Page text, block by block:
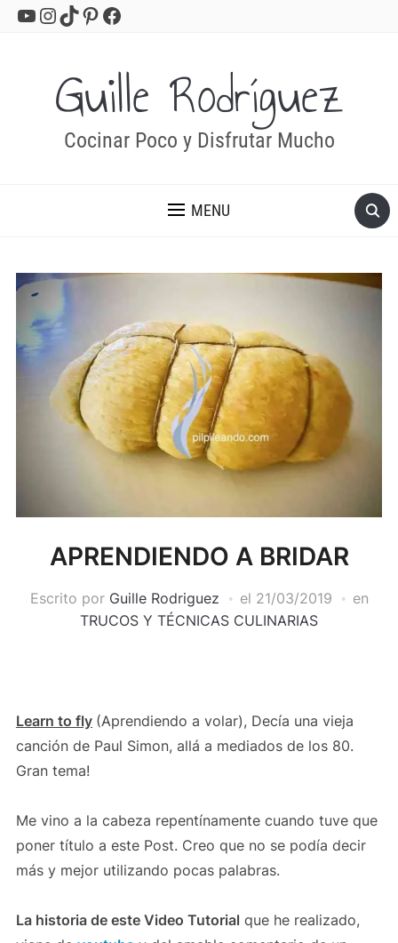
YouTube
Instagram
TikTok
Pinterest
Facebook
Guille Rodríguez
Cocinar Poco y Disfrutar Mucho
MENU
APRENDIENDO A BRIDAR
Escrito por Guille Rodriguez el 21/03/2019
en
TRUCOS Y TÉCNICAS CULINARIAS
Learn to fly (Aprendiendo a volar), Decía una vieja
canción de Paul Simon, allá a mediados de los 80.
Gran tema!
Me vino a la cabeza repentínamente cuando tuve que
poner título a este Post. Creo que no se podía decir
más y mejor utilizando pocas palabras.
La historia de este Video Tutorial que he realizado,